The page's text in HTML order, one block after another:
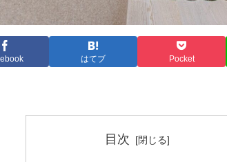
はてブ Pocket
目次